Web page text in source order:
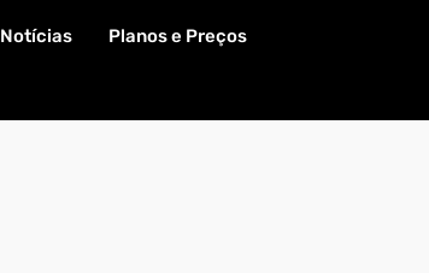
Notícias Planos e Preços